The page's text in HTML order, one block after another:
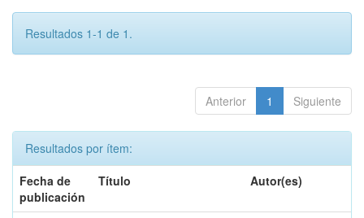
Resultados 1-1 de 1.
Anterior 1 Siguiente
Resultados por ítem:
Fecha de
publicación
Título Autor(es)